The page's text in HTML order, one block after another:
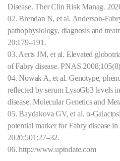
Disease. Ther Clin Risk Manag.
02. Brendan N, et al. Anderson-
pathophysiology, diagnosis and
20:179–191.
03. Aerts JM, et al. Elevated
of Fabry disease. PNAS
04. Nowak A, et al. Genotype,
reflected by serum LysoGb3 levels
disease.Molecular Genetics and
05. Baydakova GV, et al. α-
potential marker for Fabry disease in
2020;501:27–32.
06.http://www.uptodate.com